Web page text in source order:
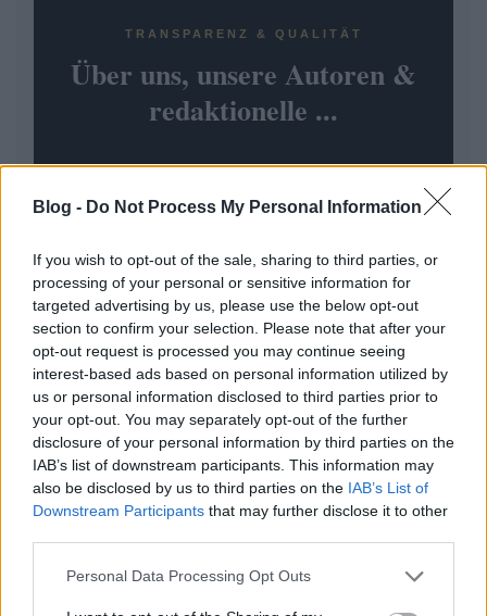
Blog - Do Not Process My Personal Information
If you wish to opt-out of the sale, sharing to third parties, or
processing of your personal or sensitive information for
targeted advertising by us, please use the below opt-out
section to confirm your selection. Please note that after your
opt-out request is processed you may continue seeing
interest-based ads based on personal information utilized by
us or personal information disclosed to third parties prior to
your opt-out. You may separately opt-out of the further
disclosure of your personal information by third parties on the
IAB’s list of downstream participants. This information may
also be disclosed by us to third parties on the IAB’s List of
Downstream Participants that may further disclose it to other
Please note that this website/app uses one or more Google
Personal Data Processing Opt Outs
TRANSPARENZ & QUALITÄT
Über uns, unsere Autoren &
redaktionelle ...
SZERKESZTÉSI ELVEK
Jozsef.Nemeth•2026. február 13.
SZERZŐ
Jozsef.Nemeth 2026. február 13.
Hartmann Attila vagyok, a Smart-Villszer Kft.
ügyvezetője. Ezen a felületen az elektromos
rendszerek világáról, a modern kivitelezésről és ...